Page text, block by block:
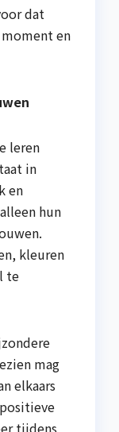
dat
en
leren
in
en
hun
kleuren
te
mag
elkaars
tijdens